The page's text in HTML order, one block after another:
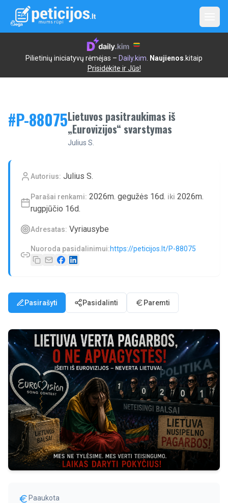
Pilietinių iniciatyvų rėmėjas – Daily.kim Naujienos .kitaip
Prisidėkite ir Jūs!
#P-88075Lietuvos pasitraukimas iš
„Eurovizijos“ svarstymas
Julius S.
Autorius: Julius S.
Parašai renkami: 2026m. gegužės 16d. iki 2026m.
rugpjūčio 16d.
Adresatas: Vyriausybe
Nuoroda pasidalinimui:https://peticijos.lt/P-88075
Pasirašyti Pasidalinti Paremti
Paaukota